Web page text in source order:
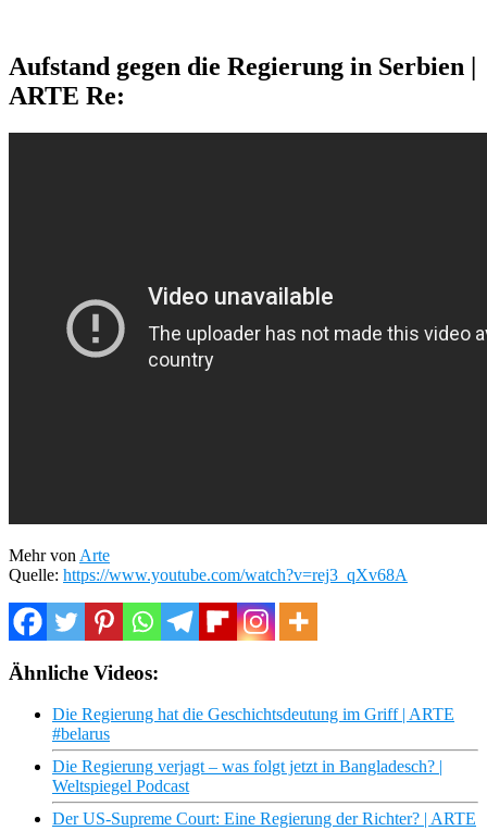
Aufstand gegen die Regierung in Serbien |
ARTE Re:
Mehr von Arte
Quelle: https://www.youtube.com/watch?v=rej3_qXv68A
Ähnliche Videos:
Die Regierung hat die Geschichtsdeutung im Griff | ARTE
#belarus
Die Regierung verjagt – was folgt jetzt in Bangladesch? |
Weltspiegel Podcast
Der US-Supreme Court: Eine Regierung der Richter? | ARTE